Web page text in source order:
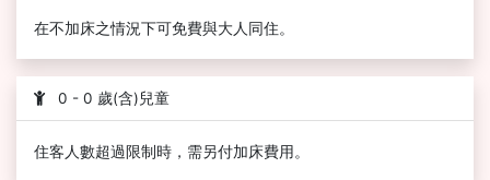
在不加床之情況下可免費與大人同住。
0 - 0 歲(含)兒童
住客人數超過限制時，需另付加床費用。